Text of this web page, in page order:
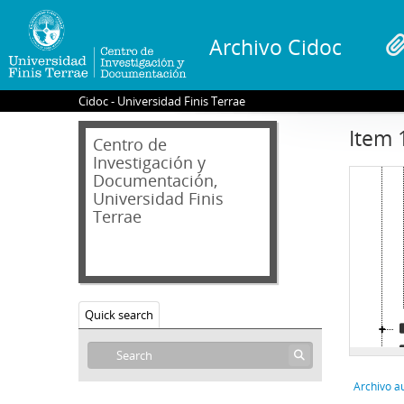
Archivo Cidoc
Cidoc - Universidad Finis Terrae
Centro de
Investigación y
Documentación,
Universidad Finis
Terrae
Quick search
Item
Archivo